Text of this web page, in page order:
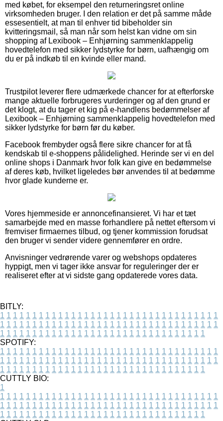
med købet, for eksempel den returneringsret online
virksomheden bruger. I den relation er det på samme måde
essesentielt, at man til enhver tid bibeholder sin
kvitteringsmail, så man når som helst kan vidne om sin
shopping af Lexibook – Enhjørning sammenklappelig
hovedtelefon med sikker lydstyrke for børn, uafhængig om
du er på indkøb til en kvinde eller mand.
Trustpilot leverer flere udmærkede chancer for at efterforske
mange aktuelle forbrugeres vurderinger og af den grund er
det klogt, at du tager et kig på e-handlens bedømmelser af
Lexibook – Enhjørning sammenklappelig hovedtelefon med
sikker lydstyrke for børn før du køber.
Facebook frembyder også flere sikre chancer for at få
kendskab til e-shoppens pålidelighed. Herinde ser vi en del
online shops i Danmark hvor folk kan give en bedømmelse
af deres køb, hvilket ligeledes bør anvendes til at bedømme
hvor glade kunderne er.
Vores hjemmeside er annoncefinansieret. Vi har et tæt
samarbejde med en masse forhandlere på nettet eftersom vi
fremviser firmaernes tilbud, og tjener kommission forudsat
den bruger vi sender videre gennemfører en ordre.
Anvisninger vedrørende varer og webshops opdateres
hyppigt, men vi tager ikke ansvar for reguleringer der er
realiseret efter at vi sidste gang opdaterede vores data.
BITLY:
1 1 1 1 1 1 1 1 1 1 1 1 1 1 1 1 1 1 1 1 1 1 1 1 1 1 1 1 1 1 1 1 1 1
1 1 1 1 1 1 1 1 1 1 1 1 1 1 1 1 1 1 1 1 1 1 1 1 1 1 1 1 1 1 1 1 1 1
1 1 1 1 1 1 1 1 1 1 1 1 1 1 1 1 1 1 1 1 1 1 1 1 1 1 1 1 1 1 1 1
SPOTIFY:
1 1 1 1 1 1 1 1 1 1 1 1 1 1 1 1 1 1 1 1 1 1 1 1 1 1 1 1 1 1 1 1 1 1
1 1 1 1 1 1 1 1 1 1 1 1 1 1 1 1 1 1 1 1 1 1 1 1 1 1 1 1 1 1 1 1 1 1
1 1 1 1 1 1 1 1 1 1 1 1 1 1 1 1 1 1 1 1 1 1 1 1 1 1 1 1 1 1 1 1
CUTTLY BIO:
1
1 1 1 1 1 1 1 1 1 1 1 1 1 1 1 1 1 1 1 1 1 1 1 1 1 1 1 1 1 1 1 1 1 1
1 1 1 1 1 1 1 1 1 1 1 1 1 1 1 1 1 1 1 1 1 1 1 1 1 1 1 1 1 1 1 1 1 1
1 1 1 1 1 1 1 1 1 1 1 1 1 1 1 1 1 1 1 1 1 1 1 1 1 1 1 1 1 1 1 1